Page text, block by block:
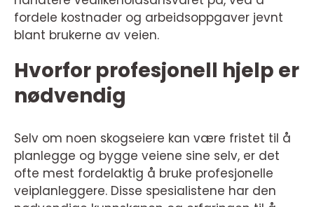
fordele kostnader og arbeidsoppgaver jevnt
blant brukerne av veien.
Hvorfor profesjonell hjelp er
nødvendig
Selv om noen skogseiere kan være fristet til å
planlegge og bygge veiene sine selv, er det
ofte mest fordelaktig å bruke profesjonelle
veiplanleggere. Disse spesialistene har den